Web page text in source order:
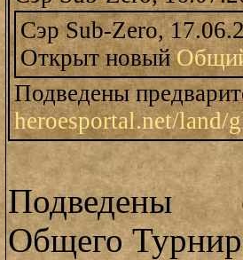
Сэр Sub-Zero,
Открыт новый
Подведены
heroesportal.net/land/
Подведены
Общего